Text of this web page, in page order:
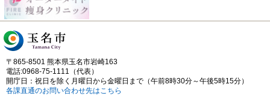
〒865-8501 熊本県玉名市岩崎163
電話:0968-75-1111（代表）
開庁日：祝日を除く月曜日から金曜日まで（午前8時30分～午後5時15分）
各課直通のお問い合わせ先はこちら